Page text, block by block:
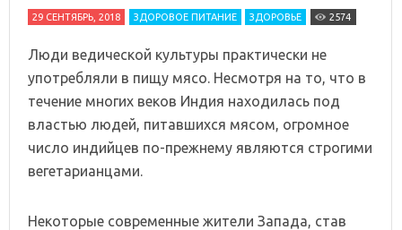
29 СЕНТЯБРЬ, 2018 ЗДОРОВОЕ ПИТАНИЕ ЗДОРОВЬЕ 2574
Люди ведической культуры практически не
употребляли в пищу мясо. Несмотря на то, что в
течение многих веков Индия находилась под
властью людей, питавшихся мясом, огромное
число индийцев по-прежнему являются строгими
вегетарианцами.
Некоторые современные жители Запада, став